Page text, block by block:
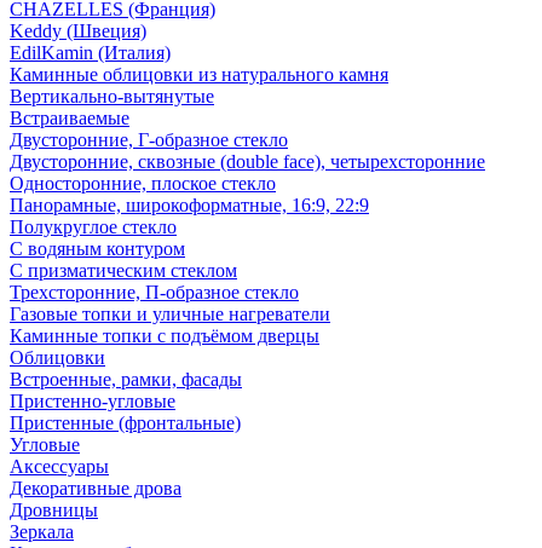
CHAZELLES (Франция)
Keddy (Швеция)
EdilKamin (Италия)
Каминные облицовки из натурального камня
Вертикально-вытянутые
Встраиваемые
Двусторонние, Г-образное стекло
Двусторонние, сквозные (double face), четырехсторонние
Односторонние, плоское стекло
Панорамные, широкоформатные, 16:9, 22:9
Полукруглое стекло
С водяным контуром
С призматическим стеклом
Трехсторонние, П-образное стекло
Газовые топки и уличные нагреватели
Каминные топки с подъёмом дверцы
Облицовки
Встроенные, рамки, фасады
Пристенно-угловые
Пристенные (фронтальные)
Угловые
Аксессуары
Декоративные дрова
Дровницы
Зеркала